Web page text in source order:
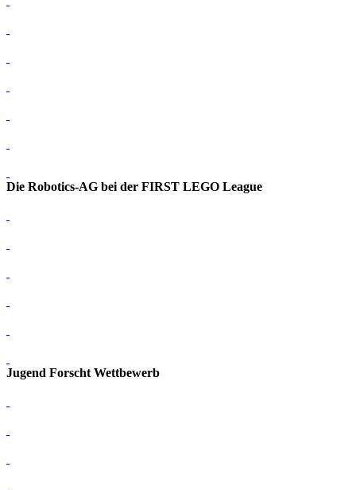
Die Robotics-AG bei der FIRST LEGO League
Jugend Forscht Wettbewerb